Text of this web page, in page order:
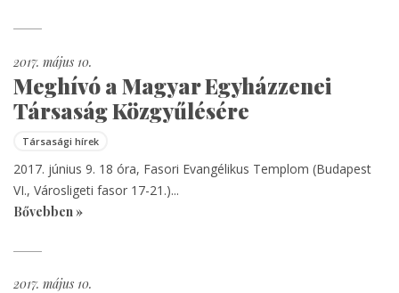
2017. május 10.
Meghívó a Magyar Egyházzenei
Társaság Közgyűlésére
Társasági hírek
2017. június 9. 18 óra, Fasori Evangélikus Templom (Budapest
VI., Városligeti fasor 17-21.)...
Bővebben »
2017. május 10.